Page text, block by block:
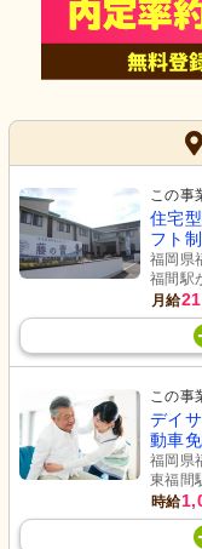
この事
住宅
フト
福岡県
福間駅
月給
この事
デイ
動車
福岡県
東福間
時給